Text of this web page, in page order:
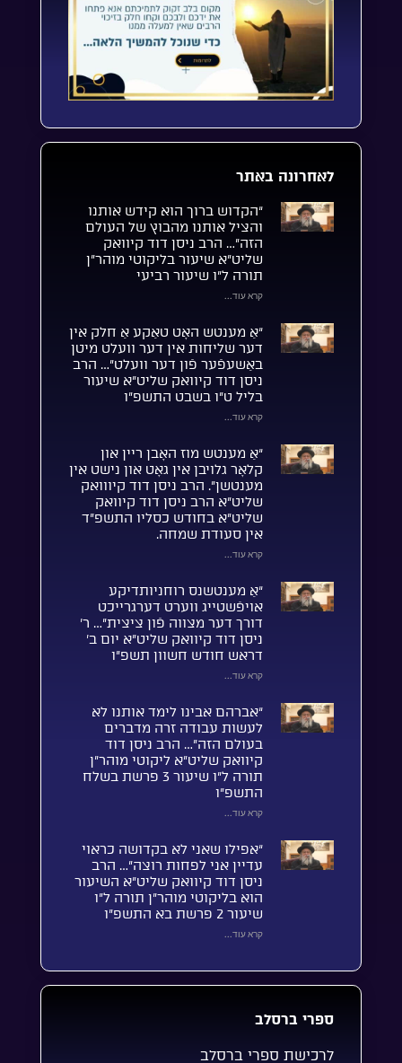
לאחרונה באתר
“הקדוש ברוך הוא קידש אותנו
והציל אותנו מהבוץ של העולם
הזה”… הרב ניסן דוד קיוואק
שליט”א שיעור בליקוטי מוהר”ן
תורה ל”ו שיעור רביעי
קרא עוד...
“אַ מענטש האָט טאַקע אַ חלק אין
דער שליחות אין דער וועלט מיטן
באַשעפֿער פֿון דער וועלט”… הרב
ניסן דוד קיוואק שליט”א שיעור
בליל ט”ו בשבט התשפ”ו
קרא עוד...
“אַ מענטש מוז האָבן ריין און
קלאָר גלויבן אין גאָט און נישט אין
מענטשן”. הרב ניסן דוד קיווואק
שליט”א הרב ניסן דוד קיוואק
שליט”א בחודש כסליו התשפ”ד
אין סעודת שמחה.
קרא עוד...
“אַ מענטשנס רוחניותדיקע
אויפֿשטייג ווערט דערגרייכט
דורך דער מצווה פֿון ציצית”… ר’
ניסן דוד קיוואק שליט”א יום ב’
דראש חודש חשוון תשפ”ו
קרא עוד...
“אברהם אבינו לימד אותנו לא
לעשות עבודה זרה מדברים
בעולם הזה”… הרב ניסן דוד
קיוואק שליט”א ליקוטי מוהר”ן
תורה ל”ו שיעור 3 פרשת בשלח
התשפ”ו
קרא עוד...
“אפילו שאני לא בקדושה כראוי
עדיין אני לפחות רוצה”… הרב
ניסן דוד קיוואק שליט”א השיעור
הוא בליקוטי מוהר”ן תורה ל”ו
שיעור 2 פרשת בא התשפ”ו
קרא עוד...
ספרי ברסלב
לרכישת ספרי ברסלב